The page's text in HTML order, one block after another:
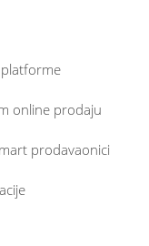
online prodaju
prodavaonici